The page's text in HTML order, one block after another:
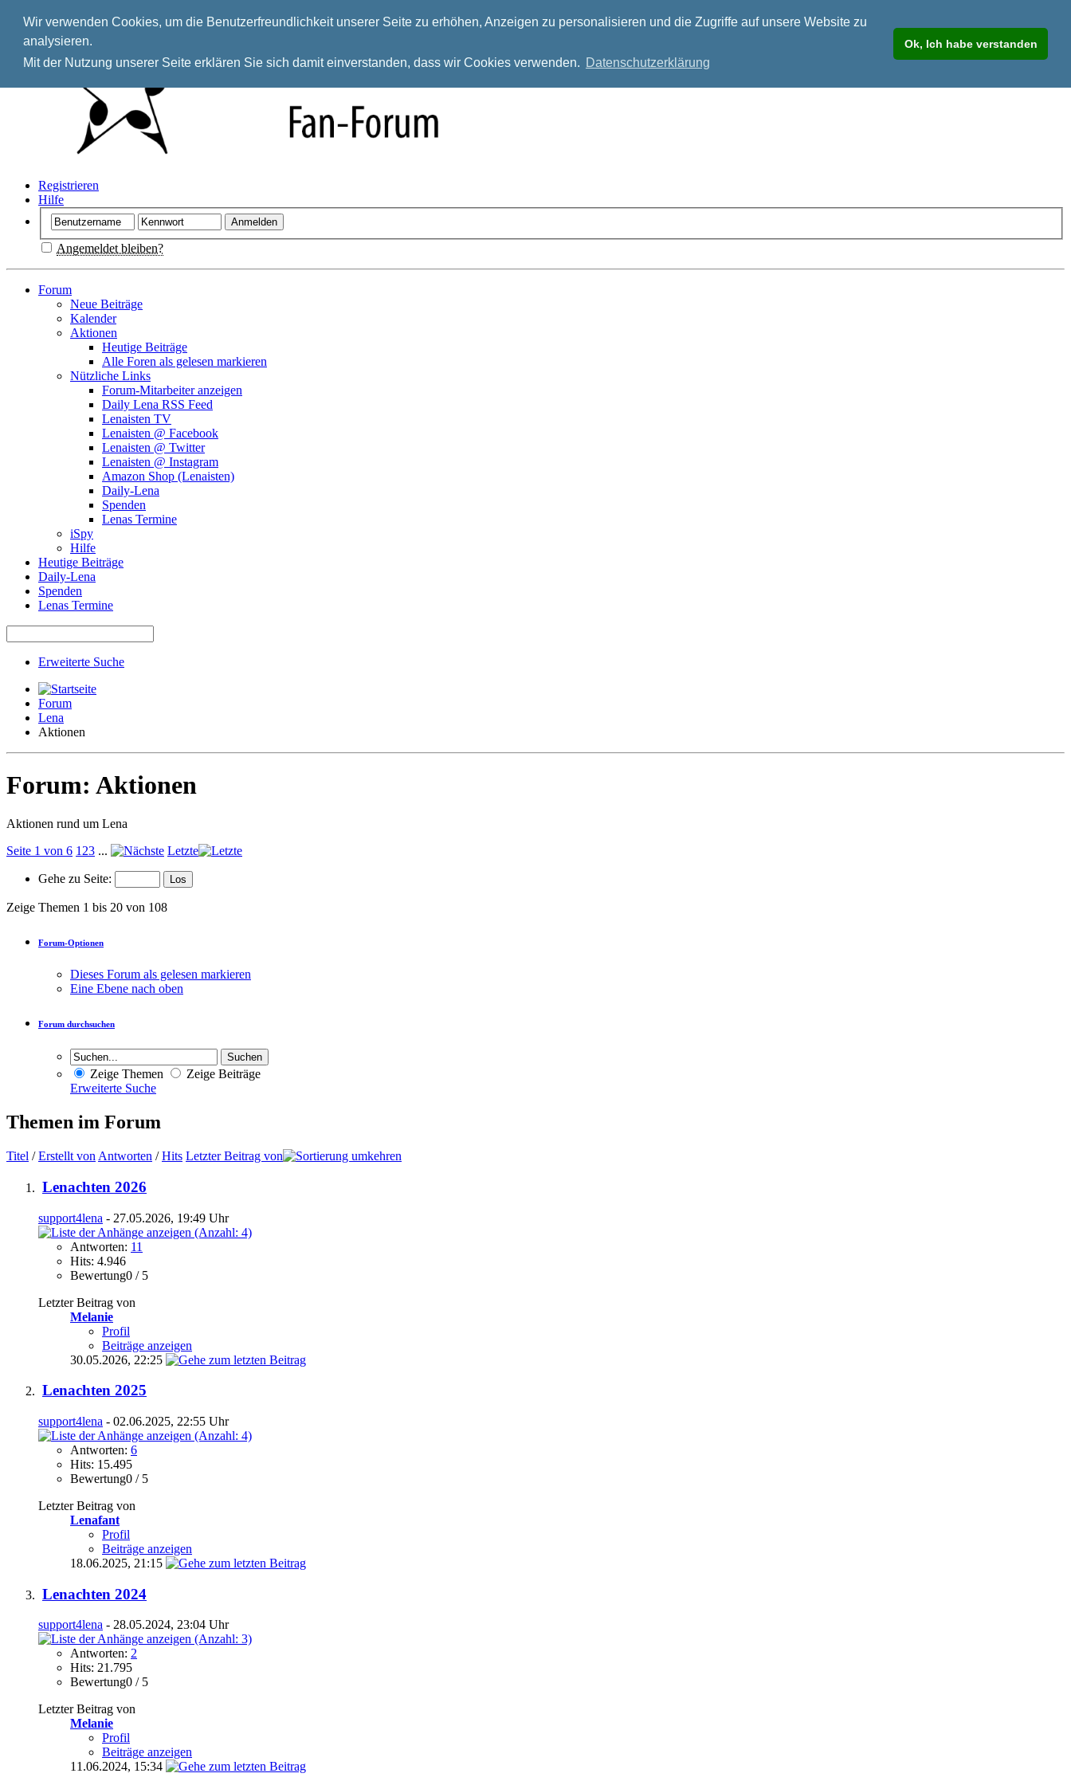
Wir verwenden Cookies, um die Benutzerfreundlichkeit unserer Seite zu erhöhen, Anzeigen zu personalisieren und die Zugriffe auf unsere Website zu
analysieren.
Mit der Nutzung unserer Seite erklären Sie sich damit einverstanden, dass wir Cookies verwenden. Datenschutzerklärung
Ok, Ich habe verstanden
Registrieren
Hilfe
Angemeldet bleiben?
Forum
Neue Beiträge
Kalender
Aktionen
Heutige Beiträge
Alle Foren als gelesen markieren
Nützliche Links
Forum-Mitarbeiter anzeigen
Daily Lena RSS Feed
Lenaisten TV
Lenaisten @ Facebook
Lenaisten @ Twitter
Lenaisten @ Instagram
Amazon Shop (Lenaisten)
Daily-Lena
Spenden
Lenas Termine
iSpy
Hilfe
Heutige Beiträge
Daily-Lena
Spenden
Lenas Termine
Erweiterte Suche
Forum
Lena
Aktionen
Forum: Aktionen
Aktionen rund um Lena
Seite 1 von 6 123 ... Letzte
Gehe zu Seite:
Zeige Themen 1 bis 20 von 108
Forum-Optionen
Dieses Forum als gelesen markieren
Eine Ebene nach oben
Forum durchsuchen
Zeige Themen
Zeige Beiträge
Erweiterte Suche
Themen im Forum
Titel /Erstellt von Antworten /Hits Letzter Beitrag von
Lenachten 2026
support4lena - 27.05.2026, 19:49 Uhr
Antworten: 11
Hits: 4.946
Bewertung0 / 5
Letzter Beitrag von
Melanie
Profil
Beiträge anzeigen
30.05.2026, 22:25
Lenachten 2025
support4lena - 02.06.2025, 22:55 Uhr
Antworten: 6
Hits: 15.495
Bewertung0 / 5
Letzter Beitrag von
Lenafant
Profil
Beiträge anzeigen
18.06.2025, 21:15
Lenachten 2024
support4lena - 28.05.2024, 23:04 Uhr
Antworten: 2
Hits: 21.795
Bewertung0 / 5
Letzter Beitrag von
Melanie
Profil
Beiträge anzeigen
11.06.2024, 15:34